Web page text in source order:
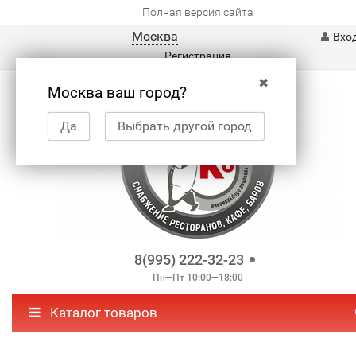
Полная версия сайта
Москва
✖
Москва ваш город?
Да Выбрать другой город
Регистрация
8(995) 222-32-23
Пн—Пт 10:00—18:00
Каталог товаров